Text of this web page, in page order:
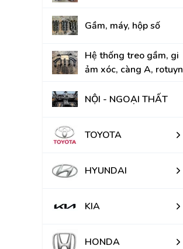
Gầm, máy, hộp số
Hệ thống treo gầm, gi
ảm xóc, càng A, rotuyn
NỘI - NGOẠI THẤT
TOYOTA
HYUNDAI
KIA
HONDA